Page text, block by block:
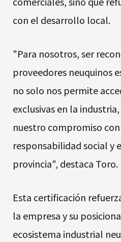
con el desarrollo local.
"Para nosotros, ser
proveedores neuquinos
no solo nos permite
exclusivas en la
nuestro compromiso
responsabilidad social y
provincia", destaca Toro.
Esta certificación
la empresa y su
ecosistema industrial